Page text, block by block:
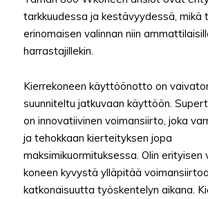
tarkkuudessa ja kestävyydessä, mikä
erinomaisen valinnan niin
harrastajillekin.
Kierrekoneen käyttöönotto on
suunniteltu jatkuvaan käyttöön.
on innovatiivinen voimansiirto, joka
ja tehokkaan kierteityksen jopa
maksimikuormituksessa. Olin erityisen
koneen kyvystä ylläpitää
katkonaisuutta työskentelyn aikana.